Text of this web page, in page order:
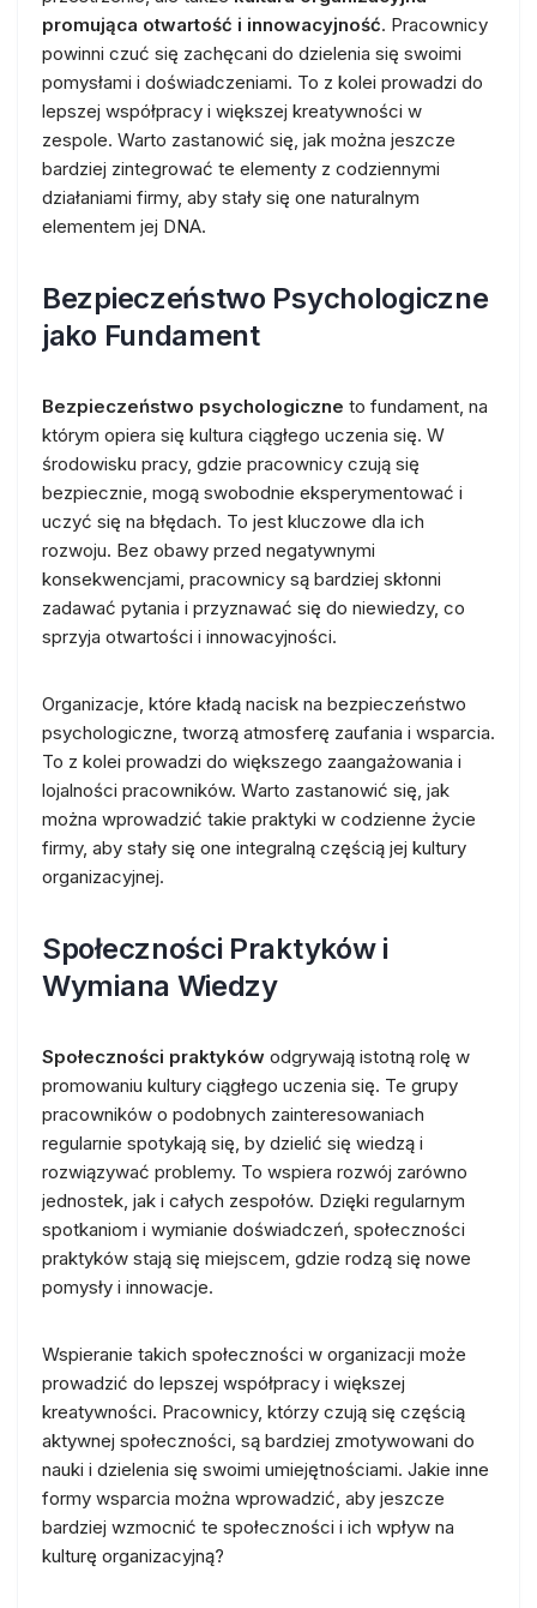
promująca otwartość i innowacyjność. Pracownicy
powinni czuć się zachęcani do dzielenia się swoimi
pomysłami i doświadczeniami. To z kolei prowadzi do
lepszej współpracy i większej kreatywności w
zespole. Warto zastanowić się, jak można jeszcze
bardziej zintegrować te elementy z codziennymi
działaniami firmy, aby stały się one naturalnym
elementem jej DNA.
Bezpieczeństwo Psychologiczne
jako Fundament
Bezpieczeństwo psychologiczne to fundament, na
którym opiera się kultura ciągłego uczenia się. W
środowisku pracy, gdzie pracownicy czują się
bezpiecznie, mogą swobodnie eksperymentować i
uczyć się na błędach. To jest kluczowe dla ich
rozwoju. Bez obawy przed negatywnymi
konsekwencjami, pracownicy są bardziej skłonni
zadawać pytania i przyznawać się do niewiedzy, co
sprzyja otwartości i innowacyjności.
Organizacje, które kładą nacisk na bezpieczeństwo
psychologiczne, tworzą atmosferę zaufania i wsparcia.
To z kolei prowadzi do większego zaangażowania i
lojalności pracowników. Warto zastanowić się, jak
można wprowadzić takie praktyki w codzienne życie
firmy, aby stały się one integralną częścią jej kultury
organizacyjnej.
Społeczności Praktyków i
Wymiana Wiedzy
Społeczności praktyków odgrywają istotną rolę w
promowaniu kultury ciągłego uczenia się. Te grupy
pracowników o podobnych zainteresowaniach
regularnie spotykają się, by dzielić się wiedzą i
rozwiązywać problemy. To wspiera rozwój zarówno
jednostek, jak i całych zespołów. Dzięki regularnym
spotkaniom i wymianie doświadczeń, społeczności
praktyków stają się miejscem, gdzie rodzą się nowe
pomysły i innowacje.
Wspieranie takich społeczności w organizacji może
prowadzić do lepszej współpracy i większej
kreatywności. Pracownicy, którzy czują się częścią
aktywnej społeczności, są bardziej zmotywowani do
nauki i dzielenia się swoimi umiejętnościami. Jakie inne
formy wsparcia można wprowadzić, aby jeszcze
bardziej wzmocnić te społeczności i ich wpływ na
kulturę organizacyjną?